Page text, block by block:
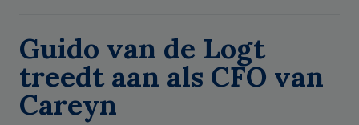
Guido van de Logt
treedt aan als CFO van
Careyn